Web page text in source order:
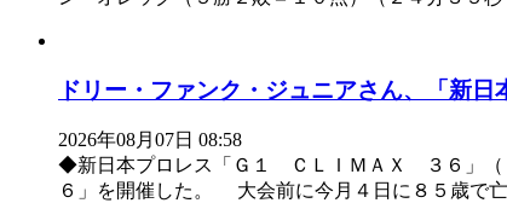
ドリー・ファンク・ジュニアさん、「新
2026年08月07日 08:58
◆新日本プロレス「Ｇ１ ＣＬＩＭＡＸ ３６」（
６」を開催した。 大会前に今月４日に８５歳で